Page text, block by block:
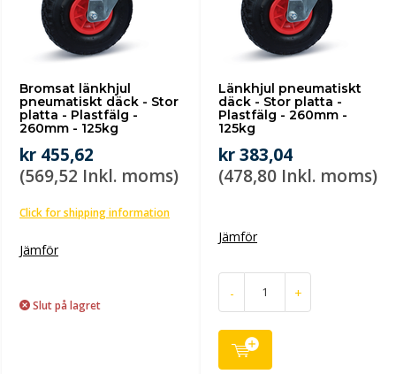
Bromsat länkhjul
pneumatiskt däck - Stor
platta - Plastfälg -
260mm - 125kg
kr 455,62
(569,52 Inkl. moms)
Click for shipping information
Jämför
Slut på lagret
Länkhjul pneumatiskt
däck - Stor platta -
Plastfälg - 260mm -
125kg
kr 383,04
(478,80 Inkl. moms)
Jämför
- +